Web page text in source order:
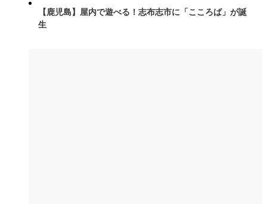
【鹿児島】屋内で遊べる！志布志市に「こころば」が誕
生